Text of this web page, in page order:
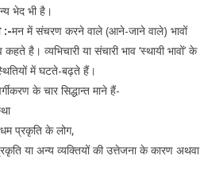
भेद भी है।
:-मन में संचरण करने वाले (आने-जाने वाले) भावों
कहते है। व्यभिचारी या संचारी भाव ‘स्थायी भावों’ के
में घटते-बढ़ते हैं।
के चार सिद्धान्त माने हैं-
प्रकृति के लोग,
या अन्य व्यक्तियों की उत्तेजना के कारण अथवा